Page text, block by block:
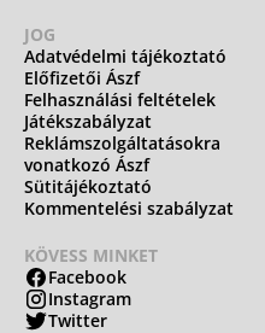
JOG
Adatvédelmi tájékoztató
Előfizetői Ászf
Felhasználási feltételek
Játékszabályzat
Reklámszolgáltatásokra
vonatkozó Ászf
Sütitájékoztató
Kommentelési szabályzat
KÖVESS MINKET
Facebook
Instagram
Twitter